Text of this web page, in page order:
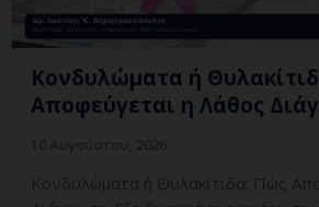
Κονδυλώματα ή
Αποφεύγεται η Λάθος
Κονδυλώματα ή Θυλακίτιδα: Πώς